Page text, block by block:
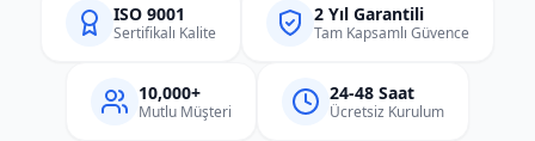
ISO 9001
Sertifikalı Kalite
2 Yıl Garantili
Tam Kapsamlı Güvence
10,000+
Mutlu Müşteri
24-48 Saat
Ücretsiz Kurulum